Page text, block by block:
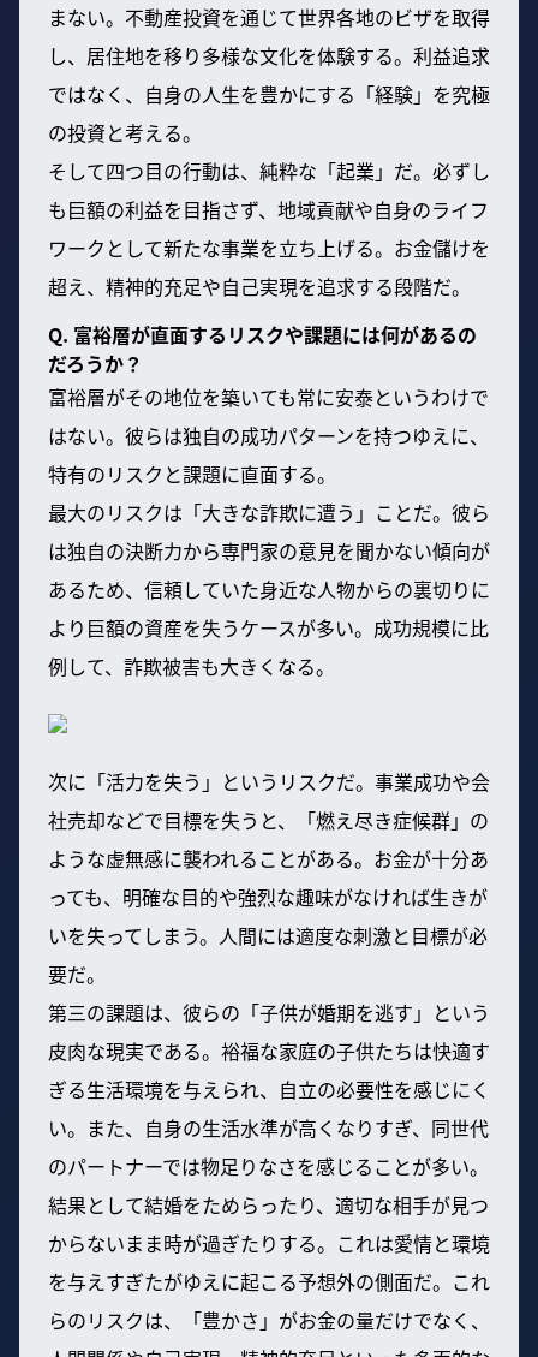
まない。不動産投資を通じて世界各地のビザを取得
し、居住地を移り多様な文化を体験する。利益追求
ではなく、自身の人生を豊かにする「経験」を究極
の投資と考える。
そして四つ目の行動は、純粋な「起業」だ。必ずし
も巨額の利益を目指さず、地域貢献や自身のライフ
ワークとして新たな事業を立ち上げる。お金儲けを
超え、精神的充足や自己実現を追求する段階だ。
Q. 富裕層が直面するリスクや課題には何があるの
だろうか？
富裕層がその地位を築いても常に安泰というわけで
はない。彼らは独自の成功パターンを持つゆえに、
特有のリスクと課題に直面する。
最大のリスクは「大きな詐欺に遭う」ことだ。彼ら
は独自の決断力から専門家の意見を聞かない傾向が
あるため、信頼していた身近な人物からの裏切りに
より巨額の資産を失うケースが多い。成功規模に比
例して、詐欺被害も大きくなる。
次に「活力を失う」というリスクだ。事業成功や会
社売却などで目標を失うと、「燃え尽き症候群」の
ような虚無感に襲われることがある。お金が十分あ
っても、明確な目的や強烈な趣味がなければ生きが
いを失ってしまう。人間には適度な刺激と目標が必
要だ。
第三の課題は、彼らの「子供が婚期を逃す」という
皮肉な現実である。裕福な家庭の子供たちは快適す
ぎる生活環境を与えられ、自立の必要性を感じにく
い。また、自身の生活水準が高くなりすぎ、同世代
のパートナーでは物足りなさを感じることが多い。
結果として結婚をためらったり、適切な相手が見つ
からないまま時が過ぎたりする。これは愛情と環境
を与えすぎたがゆえに起こる予想外の側面だ。これ
らのリスクは、「豊かさ」がお金の量だけでなく、